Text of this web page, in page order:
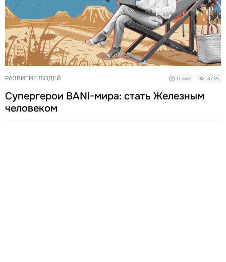
РАЗВИТИЕ ЛЮДЕЙ 11 мин 3735
Супергерои BANI-мира: стать Железным
человеком